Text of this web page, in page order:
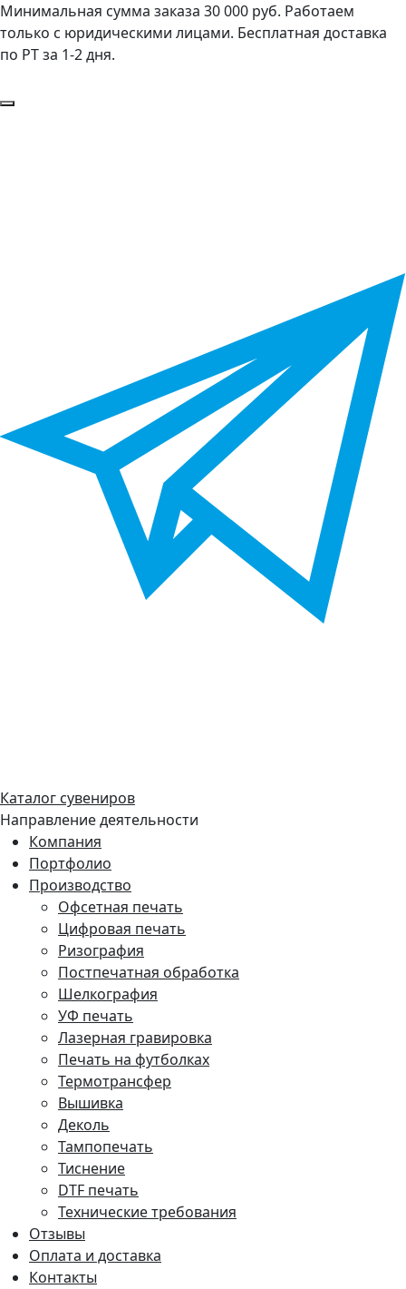
Минимальная сумма заказа 30 000 руб. Работаем
только с юридическими лицами. Бесплатная доставка
по РТ за 1-2 дня.
Каталог сувениров
Направление деятельности
Компания
Портфолио
Производство
Офсетная печать
Цифровая печать
Ризография
Постпечатная обработка
Шелкография
УФ печать
Лазерная гравировка
Печать на футболках
Термотрансфер
Вышивка
Деколь
Тампопечать
Тиснение
DTF печать
Технические требования
Отзывы
Оплата и доставка
Контакты